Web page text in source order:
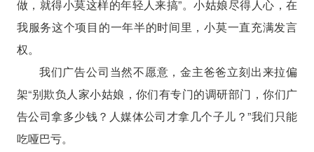
做，就得小莫这样的年轻人来搞”。小姑娘尽得人心，在
我服务这个项目的一年半的时间里，小莫一直充满发言
权。
我们广告公司当然不愿意，金主爸爸立刻出来拉偏
架“别欺负人家小姑娘，你们有专门的调研部门，你们广
告公司拿多少钱？人媒体公司才拿几个子儿？”我们只能
吃哑巴亏。